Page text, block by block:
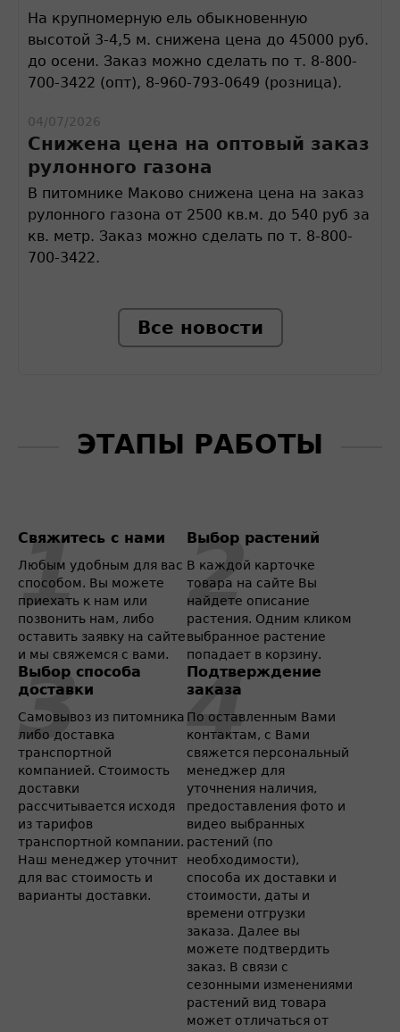
На крупномерную ель обыкновенную
высотой 3-4,5 м. снижена цена до 45000 руб.
до осени. Заказ можно сделать по т. 8-800-
700-3422 (опт), 8-960-793-0649 (розница).
04/07/2026
Снижена цена на оптовый заказ
рулонного газона
В питомнике Маково снижена цена на заказ
рулонного газона от 2500 кв.м. до 540 руб за
кв. метр. Заказ можно сделать по т. 8-800-
700-3422.
Все новости
ЭТАПЫ РАБОТЫ
Свяжитесь с нами
Любым удобным для вас
способом. Вы можете
приехать к нам или
позвонить нам, либо
оставить заявку на сайте
и мы свяжемся с вами.
Выбор растений
В каждой карточке
товара на сайте Вы
найдете описание
растения. Одним кликом
выбранное растение
попадает в корзину.
Выбор способа
доставки
Самовывоз из питомника
либо доставка
транспортной
компанией. Стоимость
доставки
рассчитывается исходя
из тарифов
транспортной компании.
Наш менеджер уточнит
для вас стоимость и
варианты доставки.
Подтверждение
заказа
По оставленным Вами
контактам, с Вами
свяжется персональный
менеджер для
уточнения наличия,
предоставления фото и
видео выбранных
растений (по
необходимости),
способа их доставки и
стоимости, даты и
времени отгрузки
заказа. Далее вы
можете подтвердить
заказ. В связи с
сезонными изменениями
растений вид товара
может отличаться от